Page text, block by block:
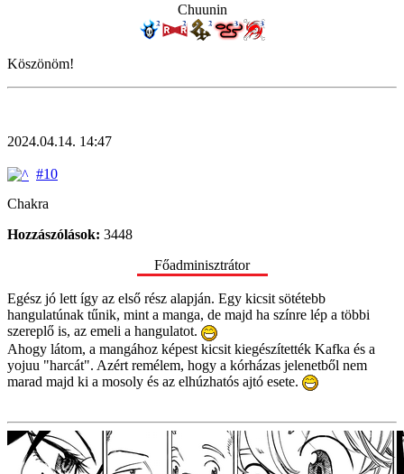
Chuunin
Köszönöm!
2024.04.14. 14:47
#10
Chakra
Hozzászólások: 3448
Főadminisztrátor
Egész jó lett így az első rész alapján. Egy kicsit sötétebb
hangulatúnak tűnik, mint a manga, de majd ha színre lép a többi
szereplő is, az emeli a hangulatot.
Ahogy látom, a mangához képest kicsit kiegészítették Kafka és a
yojuu "harcát". Azért remélem, hogy a kórházas jelenetből nem
marad majd ki a mosoly és az elhúzhatós ajtó esete.